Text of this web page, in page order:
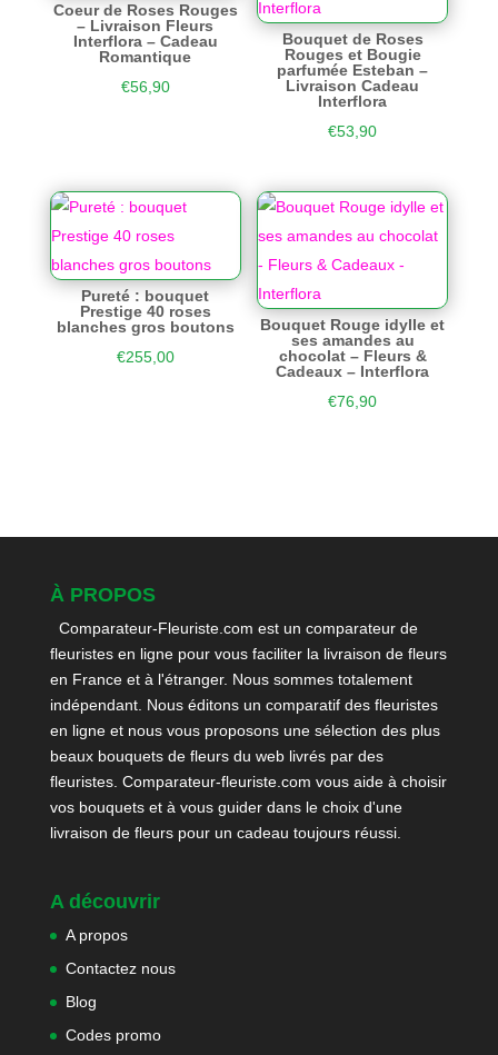
Coeur de Roses Rouges
– Livraison Fleurs
Interflora – Cadeau
Romantique
€56,90
Bouquet de Roses
Rouges et Bougie
parfumée Esteban –
Livraison Cadeau
Interflora
€53,90
Pureté : bouquet
Prestige 40 roses
blanches gros boutons
€255,00
Bouquet Rouge idylle et
ses amandes au
chocolat – Fleurs &
Cadeaux – Interflora
€76,90
À PROPOS
Comparateur-Fleuriste.com est un comparateur de
fleuristes en ligne pour vous faciliter la livraison de fleurs
en France et à l'étranger. Nous sommes totalement
indépendant. Nous éditons un comparatif des fleuristes
en ligne et nous vous proposons une sélection des plus
beaux bouquets de fleurs du web livrés par des
fleuristes. Comparateur-fleuriste.com vous aide à choisir
vos bouquets et à vous guider dans le choix d'une
livraison de fleurs pour un cadeau toujours réussi.
A découvrir
A propos
Contactez nous
Blog
Codes promo